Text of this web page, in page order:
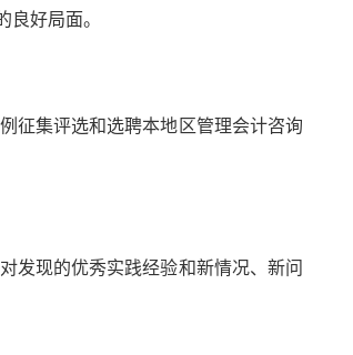
好局面。
征集评选和选聘本地区管理会计咨询
发现的优秀实践经验和新情况、新问